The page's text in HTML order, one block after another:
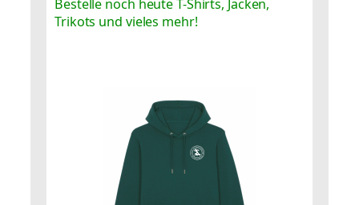
Bestelle noch heute T-Shirts, Jacken,
Trikots und vieles mehr!